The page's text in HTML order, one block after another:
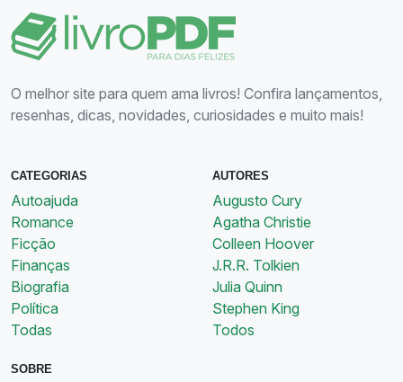
O melhor site para quem ama livros! Confira lançamentos,
resenhas, dicas, novidades, curiosidades e muito mais!
CATEGORIAS
Autoajuda
Romance
Ficção
Finanças
Biografia
Política
Todas
AUTORES
Augusto Cury
Agatha Christie
Colleen Hoover
J.R.R. Tolkien
Julia Quinn
Stephen King
Todos
SOBRE